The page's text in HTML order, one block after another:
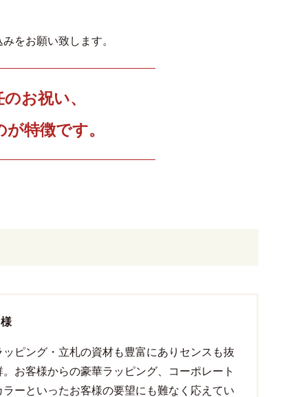
をお願い致します。
お祝い、
特徴です。
ッピング・立札の資材も豊富にありセンスも抜
。お客様からの豪華ラッピング、コーポレート
ラーといったお客様の要望にも難なく応えてい